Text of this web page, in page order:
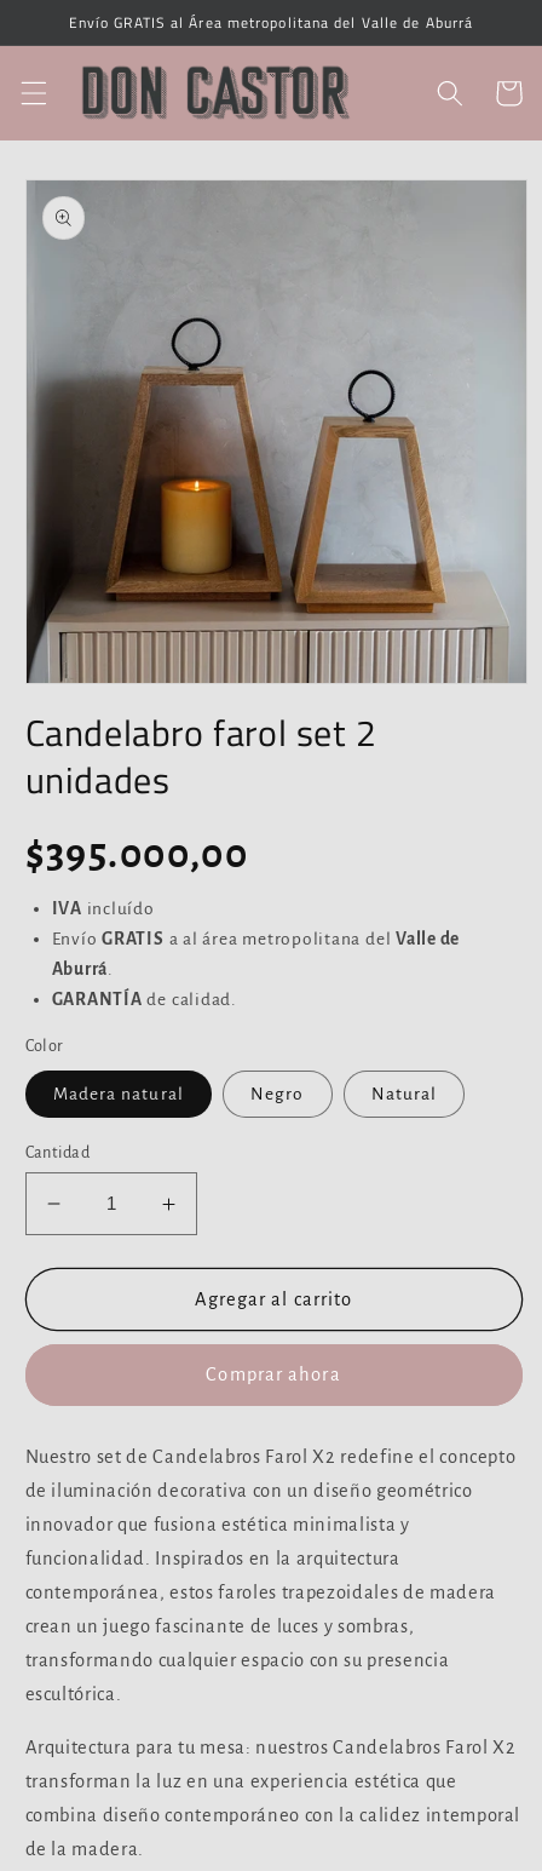
directamente
al contenido
Envío GRATIS al Área metropolitana del Valle de Aburrá
Carrito
directamente
a la
información
multimedia
1
una
Candelabro farol set 2
unidades
Precio
habitual
$395.000,00
IVA incluído
EnvíoGRATIS a al área metropolitana delValle de
Aburrá
GARANTÍA de calidad.
Color
Madera natural Negro Natural
Cantidad
Reducir
cantidad
para
farol
unidades
Aumentar
cantidad
para
Candelabro
farol
unidades
Agregar al carrito
Comprar ahora
Nuestro set de Candelabros Farol X2 redefine el concepto
de iluminación decorativa con un diseño geométrico
innovador que fusiona estética minimalista y
funcionalidad. Inspirados en la arquitectura
contemporánea, estos faroles trapezoidales de madera
crean un juego fascinante de luces y sombras,
transformando cualquier espacio con su presencia
escultórica.
Arquitectura para tu mesa: nuestros Candelabros Farol X2
transforman la luz en una experiencia estética que
combina diseño contemporáneo con la calidez intemporal
de la madera.